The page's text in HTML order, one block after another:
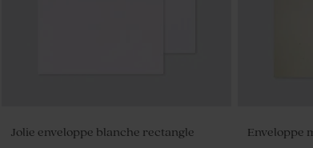
Jolie enveloppe blanche rectangle Enveloppe